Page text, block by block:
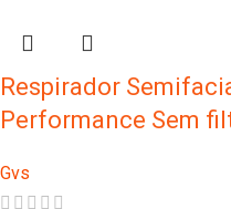
Respirador
Performance Sem
Gvs